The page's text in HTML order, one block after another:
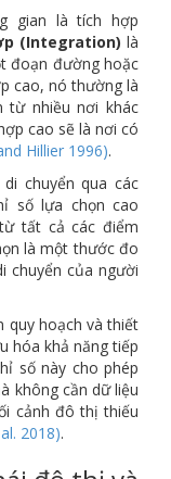
gian là tích hợp
(Integration) là
đoạn đường hoặc
cao, nó thường là
từ nhiều nơi khác
cao sẽ là nơi có
Hillier 1996).
chuyển qua các
số lựa chọn cao
tất cả các điểm
là một thước đo
chuyển của người
quy hoạch và thiết
hóa khả năng tiếp
số này cho phép
không cần dữ liệu
cảnh đô thị thiếu
2018).